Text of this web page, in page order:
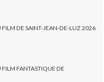
DE SAINT-JEAN-DE-LUZ 2026
FANTASTIQUE DE